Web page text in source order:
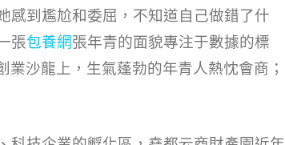
感到尷尬和委屈，不知道自己做錯了什
張包養網張年青的面貌專注于數據的標
沙龍上，生氣蓬勃的年青人熱忱會商；